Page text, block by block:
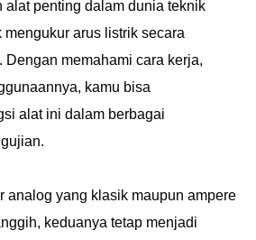
alat penting dalam dunia teknik
arus listrik secara
Dengan memahami cara kerja,
kamu bisa
alat ini dalam berbagai
analog yang klasik maupun ampere
keduanya tetap menjadi